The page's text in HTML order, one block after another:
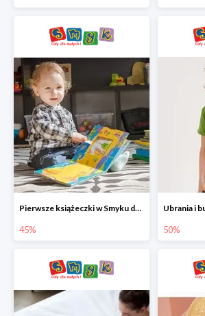
Pierwsze książeczki w Smyku do -45%
45% 50%